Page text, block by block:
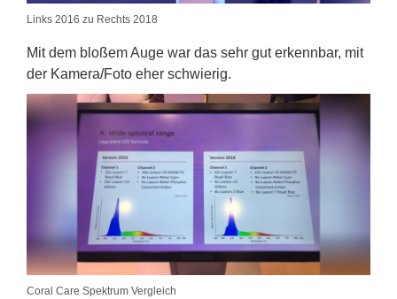
Links 2016 zu Rechts 2018
Mit dem bloßem Auge war das sehr gut erkennbar, mit
der Kamera/Foto eher schwierig.
Coral Care Spektrum Vergleich